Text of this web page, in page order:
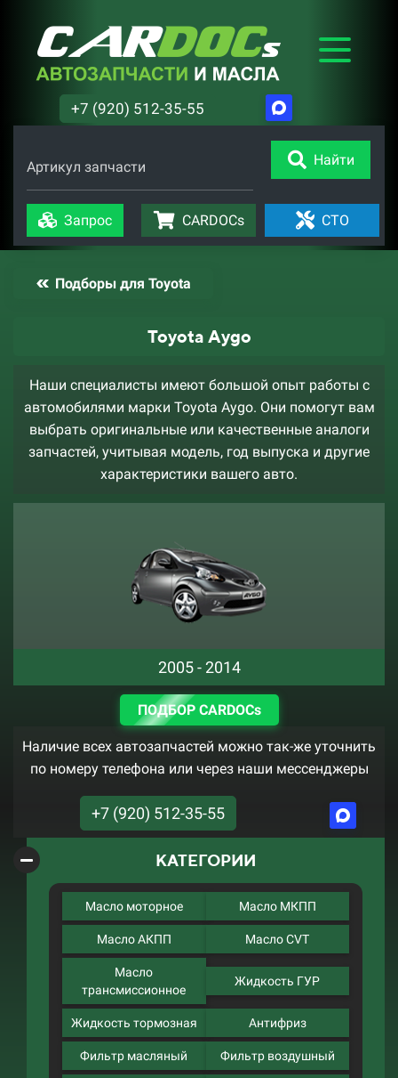
+7 (920) 512-35-55
Артикул запчасти Найти
Запрос CARDOCs СТО
Подборы для Toyota
Toyota Aygo
Наши специалисты имеют большой опыт работы с
автомобилями марки Toyota Aygo. Они помогут вам
выбрать оригинальные или качественные аналоги
запчастей, учитывая модель, год выпуска и другие
характеристики вашего авто.
2005 - 2014
ПОДБОР CARDOCs
Наличие всех автозапчастей можно так-же уточнить
по номеру телефона или через наши мессенджеры
+7 (920) 512-35-55
КАТЕГОРИИ
Масло моторное Масло МКПП
Масло АКПП Масло CVT
Масло
трансмиссионное
Жидкость ГУР
Жидкость тормозная Антифриз
Фильтр масляный Фильтр воздушный